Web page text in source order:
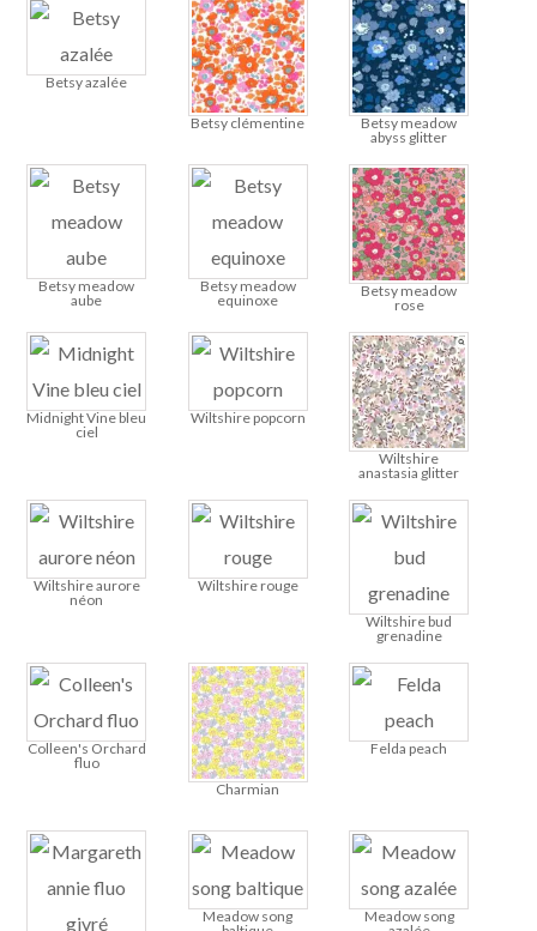
Betsy azalée
Betsy clémentine
Betsy meadow
abyss glitter
Betsy meadow
aube
Betsy meadow
equinoxe
Betsy meadow
rose
Midnight Vine bleu
ciel
Wiltshire popcorn
Wiltshire
anastasia glitter
Wiltshire aurore
néon
Wiltshire rouge
Wiltshire bud
grenadine
Colleen's Orchard
fluo
Charmian
Felda peach
Meadow song
Meadow song